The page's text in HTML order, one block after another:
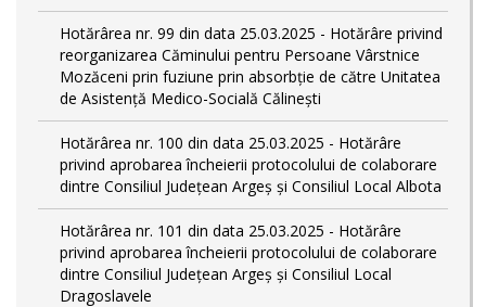
Hotărârea nr. 99 din data 25.03.2025 - Hotărâre privind
reorganizarea Căminului pentru Persoane Vârstnice
Mozăceni prin fuziune prin absorbție de către Unitatea
de Asistență Medico-Socială Călinești
Hotărârea nr. 100 din data 25.03.2025 - Hotărâre
privind aprobarea încheierii protocolului de colaborare
dintre Consiliul Județean Argeș și Consiliul Local Albota
Hotărârea nr. 101 din data 25.03.2025 - Hotărâre
privind aprobarea încheierii protocolului de colaborare
dintre Consiliul Județean Argeș și Consiliul Local
Dragoslavele